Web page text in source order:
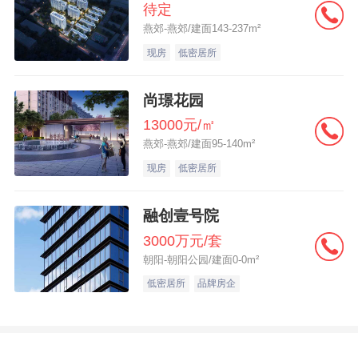
面地价11997元/平方米；六合G39地块由南
京龙跃房地产底价4.45亿元摘得，成交楼面
地价7851.9元/平方米。
待定
燕郊-燕郊/建面143-237m²
现房 低密居所
尚璟花园
13000元/㎡
燕郊-燕郊/建面95-140m²
现房 低密居所
融创壹号院
3000万元/套
朝阳-朝阳公园/建面0-0m²
低密居所 品牌房企